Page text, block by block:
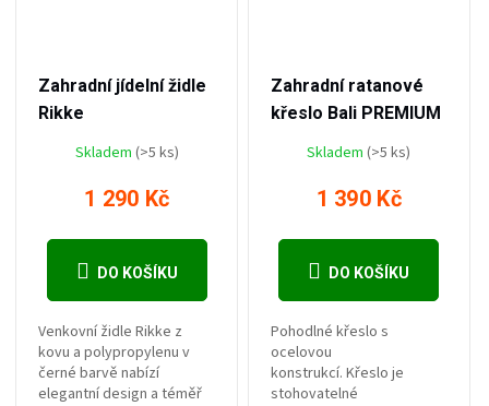
Zahradní jídelní židle
Rikke
Skladem (>5 ks)
1 290 Kč
DO KOŠÍKU
Venkovní židle Rikke z
kovu a polypropylenu v
černé barvě nabízí
elegantní design a téměř
Zahradní ratanové
křeslo Bali PREMIUM
Skladem(>5 ks)
1 390 Kč
DO KOŠÍKU
Pohodlné křeslo s
ocelovou
konstrukcí. Křeslo je
stohovatelné